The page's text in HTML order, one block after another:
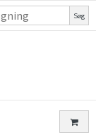
Søg